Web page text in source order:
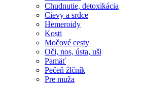
Chudnutie, detoxikácia
Cievy a srdce
Hemeroidy
Kosti
Močové cesty
Oči, nos, ústa, uši
Pamäť
Pečeň žlčník
Pre muža